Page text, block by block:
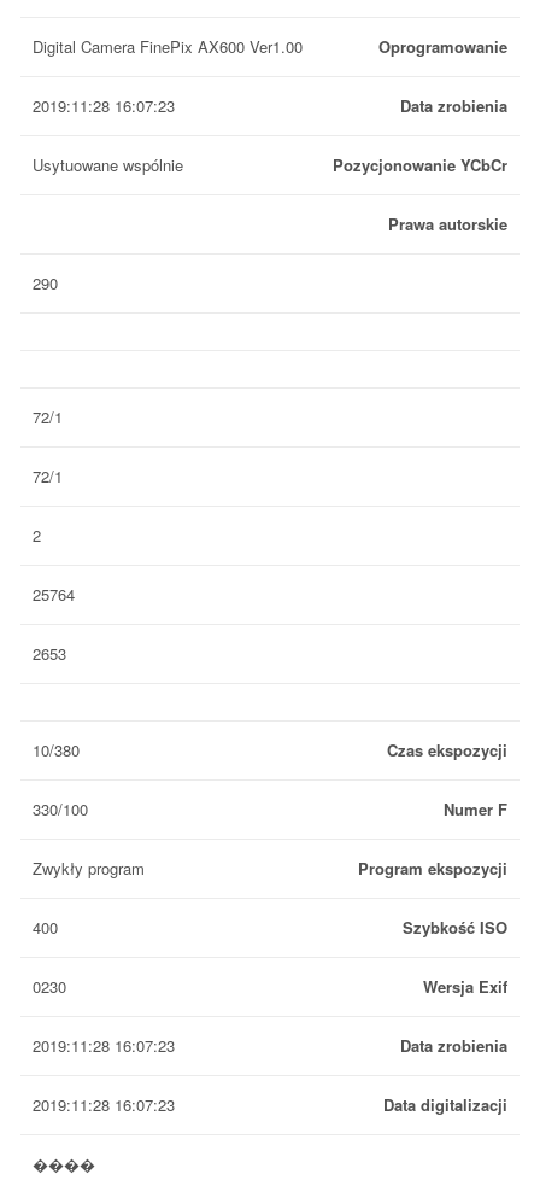
Oprogramowanie
Digital Camera FinePix AX600 Ver1.00
Data zrobienia
2019:11:28 16:07:23
Pozycjonowanie YCbCr
Usytuowane wspólnie
Prawa autorskie
290
72/1
72/1
2
25764
2653
Czas ekspozycji
10/380
Numer F
330/100
Program ekspozycji
Zwykły program
Szybkość ISO
400
Wersja Exif
0230
Data zrobienia
2019:11:28 16:07:23
Data digitalizacji
2019:11:28 16:07:23
����